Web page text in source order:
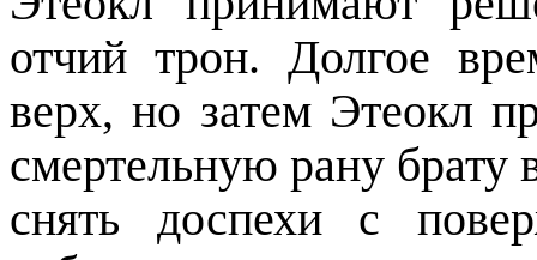
отчий трон. Долгое
верх, но затем Этеокл
смертельную рану брату
снять доспехи с